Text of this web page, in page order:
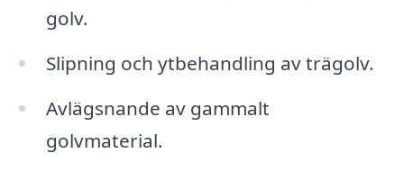
golv.
Slipning och ytbehandling av trägolv.
Avlägsnande av gammalt
golvmaterial.